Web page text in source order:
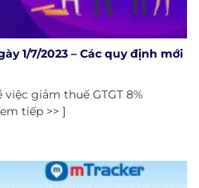
1/7/2023 – Các quy định mới
giảm thuế GTGT 8%
tiếp >> ]